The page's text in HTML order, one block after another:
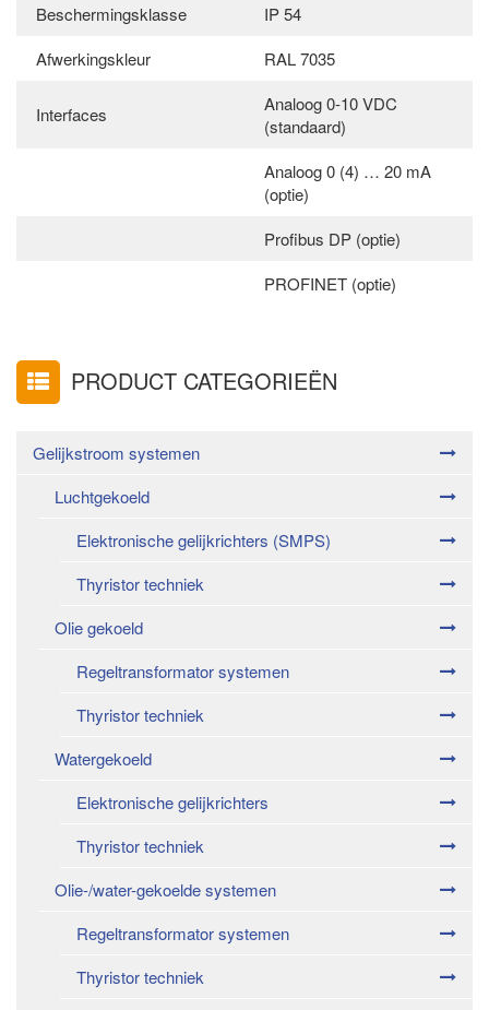
Beschermingsklasse
IP 54
Afwerkingskleur
RAL 7035
Interfaces
Analoog 0-10 VDC
(standaard)
Analoog 0 (4) … 20 mA
(optie)
Profibus DP (optie)
PROFINET (optie)
PRODUCT CATEGORIEËN
Gelijkstroom systemen
Luchtgekoeld
Elektronische gelijkrichters (SMPS)
Thyristor techniek
Olie gekoeld
Regeltransformator systemen
Thyristor techniek
Watergekoeld
Elektronische gelijkrichters
Thyristor techniek
Olie-/water-gekoelde systemen
Regeltransformator systemen
Thyristor techniek